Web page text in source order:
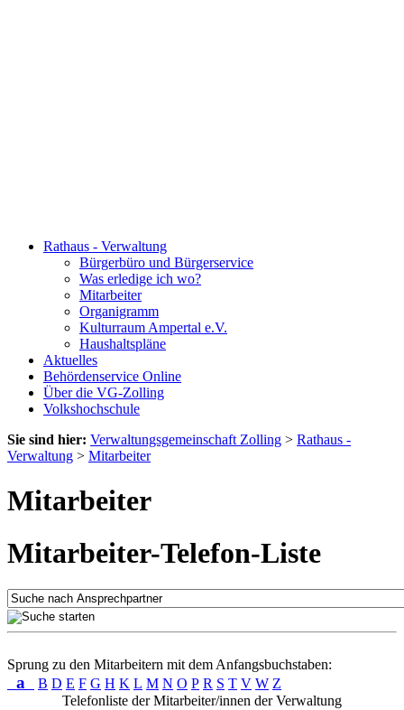
Rathaus - Verwaltung
Bürgerbüro und Bürgerservice
Was erledige ich wo?
Mitarbeiter
Organigramm
Kulturraum Ampertal e.V.
Haushaltspläne
Aktuelles
Behördenservice Online
Über die VG-Zolling
Volkshochschule
Sie sind hier: Verwaltungsgemeinschaft Zolling > Rathaus -
Verwaltung > Mitarbeiter
Mitarbeiter
Mitarbeiter-Telefon-Liste
Sprung zu den Mitarbeitern mit dem Anfangsbuchstaben:
a B D E F G H K L M N O P R S T V W Z
Telefonliste der Mitarbeiter/innen der Verwaltung